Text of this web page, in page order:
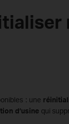
: une
d’usinequi